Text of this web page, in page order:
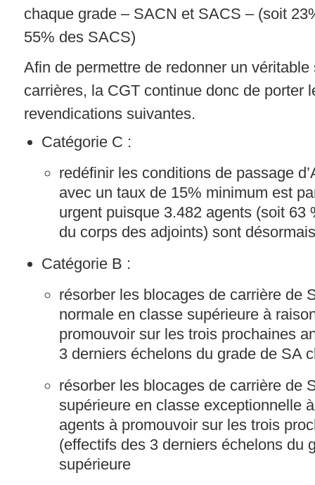
chaque grade – SACN et SACS – (soit
55% des SACS)
Afin de permettre de redonner un véritable
carrières, la CGT continue donc de porter
revendications suivantes.
Catégorie C :
redéfinir les conditions de passage
avec un taux de 15% minimum est
urgent puisque 3.482 agents (soit 63
du corps des adjoints) sont
Catégorie B :
résorber les blocages de carrière de
normale en classe supérieure à
promouvoir sur les trois prochaines
3 derniers échelons du grade de SA
résorber les blocages de carrière de
supérieure en classe exceptionnelle
agents à promouvoir sur les trois
(effectifs des 3 derniers échelons du
supérieure